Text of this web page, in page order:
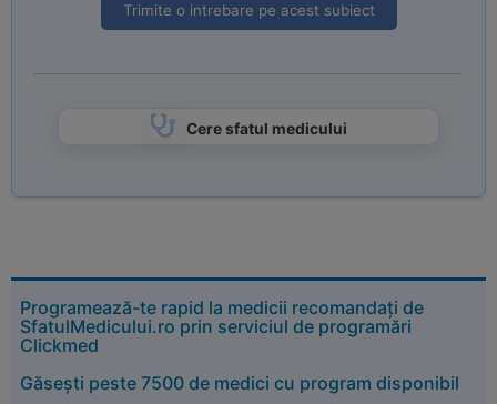
Trimite o intrebare pe acest subiect
Cere sfatul medicului
Programează-te rapid la medicii recomandați de
SfatulMedicului.ro prin serviciul de programări
Clickmed
Găsești peste 7500 de medici cu program disponibil